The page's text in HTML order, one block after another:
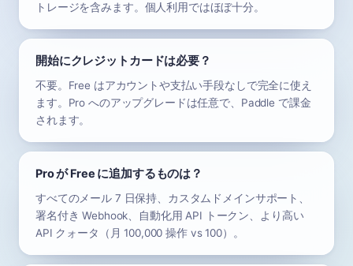
トレージを含みます。個人利用ではほぼ十分。
開始にクレジットカードは必要？
不要。Free はアカウントや支払い手段なしで完全に使え
ます。Pro へのアップグレードは任意で、Paddle で課金
されます。
Pro が Free に追加するものは？
すべてのメール 7 日保持、カスタムドメインサポート、
署名付き Webhook、自動化用 API トークン、より高い
API クォータ（月 100,000 操作 vs 100）。